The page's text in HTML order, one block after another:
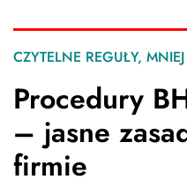
CZYTELNE REGUŁY,
Procedury
– jasne
firmie